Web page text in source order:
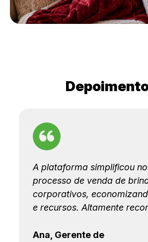
A plataforma simplificou
processo de venda de
corporativos,
e recursos. Altamente
Ana, Gerente de